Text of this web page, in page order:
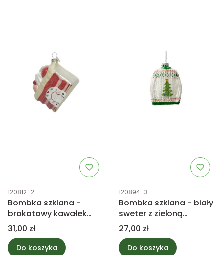
Kod produktu
120812_2
Bombka szklana -
brokatowy kawałek
tortu truskawkowego
Cena
31,00 zł
Do koszyka
Kod produktu
120894_3
Bombka szklana - biały
sweter z zieloną
choinką
Cena
27,00 zł
Do koszyka